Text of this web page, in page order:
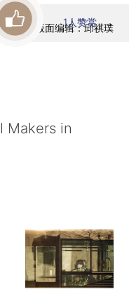
版面编辑：邱祺璞
1人赞赏
Makers in